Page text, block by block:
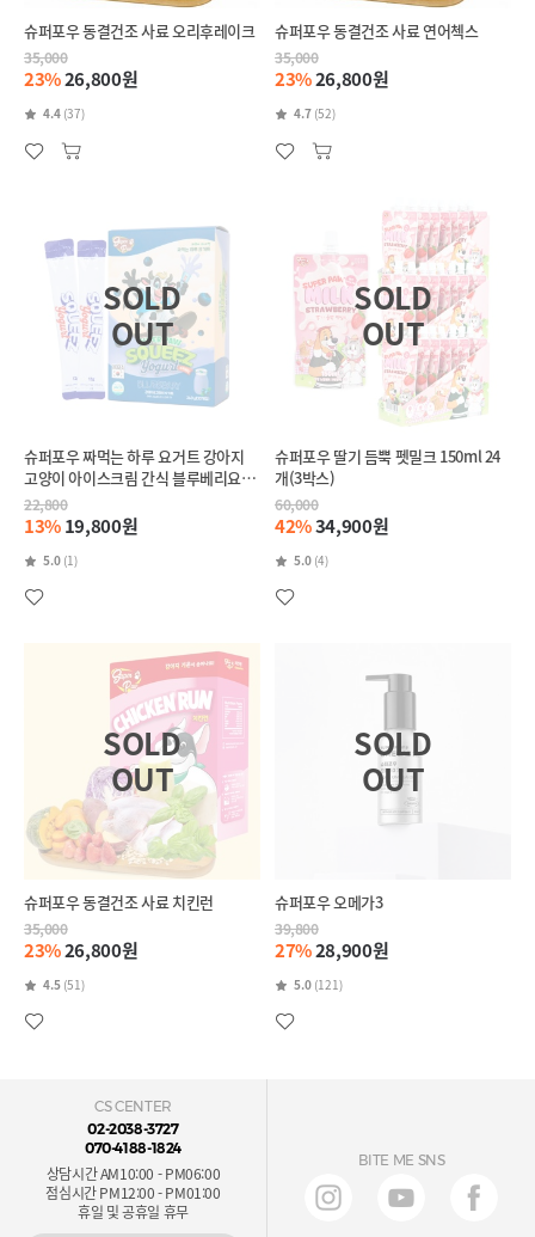
슈퍼포우 동결건조 사료 오리후레이크
35,000
23%26,800원
4.4 (37)
슈퍼포우 동결건조 사료 연어첵스
35,000
23%26,800원
4.7 (52)
슈퍼포우 짜먹는 하루 요거트 강아지
고양이 아이스크림 간식 블루베리요거
트, 360g, 1개
22,800
13%19,800원
5.0 (1)
슈퍼포우 딸기 듬뿍 펫밀크 150ml 24
개(3박스)
60,000
42%34,900원
5.0 (4)
슈퍼포우 동결건조 사료 치킨런
35,000
23%26,800원
4.5 (51)
슈퍼포우 오메가3
39,800
27%28,900원
5.0 (121)
CS CENTER
02-2038-3727
070-4188-1824
상담시간 AM10:00 - PM06:00
점심시간 PM12:00 - PM01:00
휴일 및 공휴일 휴무
BITE ME SNS